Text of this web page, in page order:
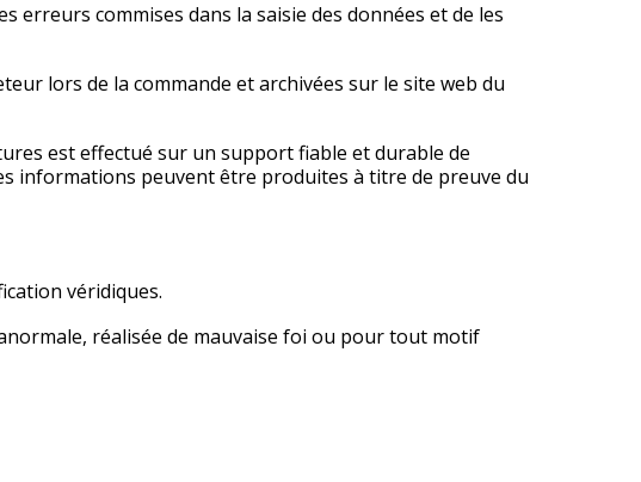
erreurs commises dans la saisie des données et de les
lors de la commande et archivées sur le site web du
est effectué sur un support fiable et durable de
informations peuvent être produites à titre de preuve du
véridiques.
réalisée de mauvaise foi ou pour tout motif